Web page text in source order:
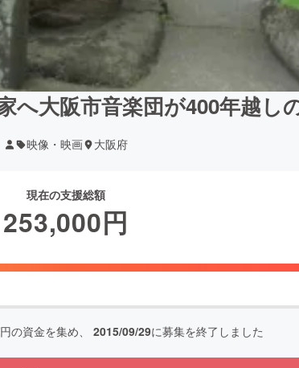
へ大阪市音楽団が400年越し
映像・映画 大阪府
現在の支援総額
253,000円
円の資金を集め、 2015/09/29に募集を終了しました